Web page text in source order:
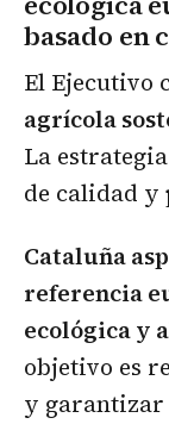
basado en
El Ejecutivo
agrícola
La
de calidad
Cataluña
referencia
ecológica y
objetivo es
y garantizar